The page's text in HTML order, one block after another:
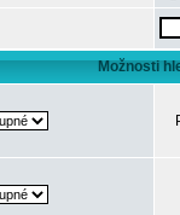
Možnosti